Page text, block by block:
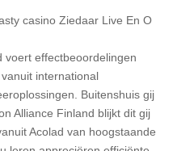
voert effectbeoordelingen
international
Buitenshuis gij
Alliance Finland blijkt dit gij
Acolad van hoogstaande